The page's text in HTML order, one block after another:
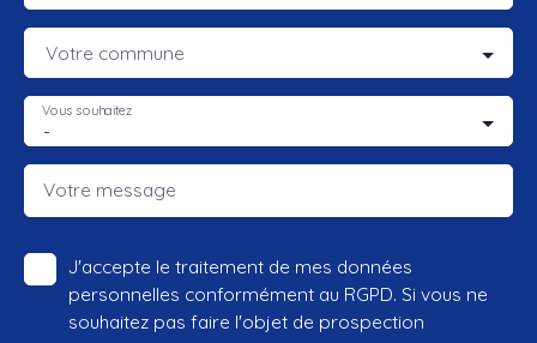
Votre commune
-
Vous souhaitez
Votre message
J'accepte le traitement de mes données
personnelles conformément au RGPD. Si vous ne
souhaitez pas faire l'objet de prospection